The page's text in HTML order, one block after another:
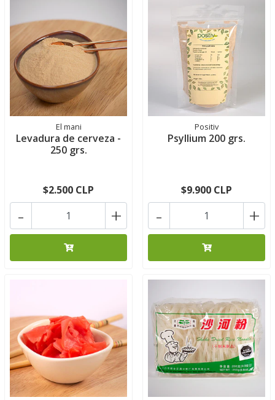
El mani
Levadura de cerveza -
250 grs.
$2.500 CLP
+
-
Positiv
Psyllium 200 grs.
$9.900 CLP
+
-